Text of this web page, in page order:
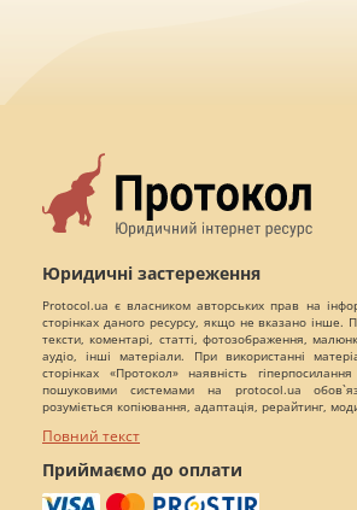
Юридичні застереження
Protocol.ua є власником авторських прав на
сторінках даного ресурсу, якщо не вказано інше.
тексти, коментарі, статті, фотозображення,
аудіо, інші матеріали. При використанні
сторінках «Протокол» наявність
пошуковими системами на protocol.ua
розуміється копіювання, адаптація, рерайтинг,
Повний текст
Приймаємо до оплати